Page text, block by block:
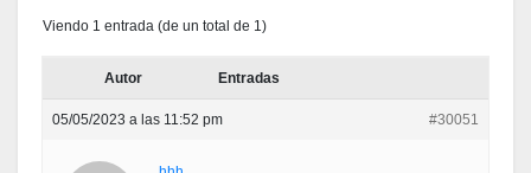
Viendo 1 entrada (de un total de 1)
Autor Entradas
05/05/2023 a las 11:52 pm #30051